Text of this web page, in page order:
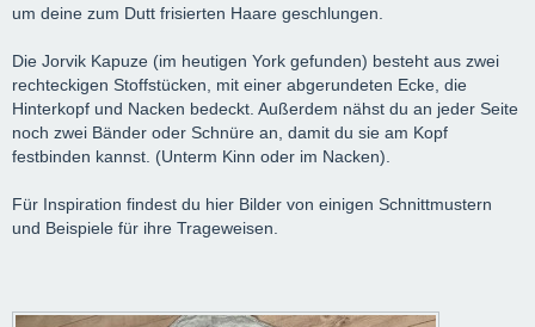
um deine zum Dutt frisierten Haare geschlungen.
Die Jorvik Kapuze (im heutigen York gefunden) besteht aus zwei
rechteckigen Stoffstücken, mit einer abgerundeten Ecke, die
Hinterkopf und Nacken bedeckt. Außerdem nähst du an jeder Seite
noch zwei Bänder oder Schnüre an, damit du sie am Kopf
festbinden kannst. (Unterm Kinn oder im Nacken).
Für Inspiration findest du hier Bilder von einigen Schnittmustern
und Beispiele für ihre Trageweisen.